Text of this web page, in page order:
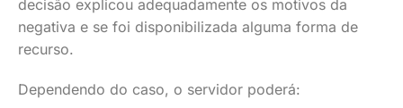
decisão explicou adequadamente os motivos da
negativa e se foi disponibilizada alguma forma de
recurso.
Dependendo do caso, o servidor poderá: